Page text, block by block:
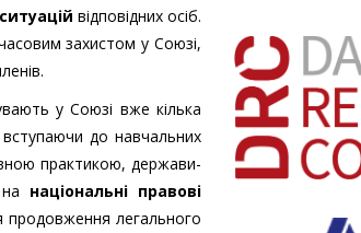
відповідних осіб.
захистом у Союзі,
у Союзі вже кілька
до навчальних
практикою, держави-
національні правові
продовження легального